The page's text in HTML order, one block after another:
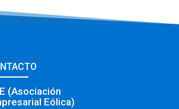
(Asociación
Eólica)